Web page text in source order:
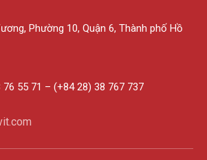
Phường 10, Quận 6, Thành phố Hồ
55 71 – (+84 28) 38 767 737